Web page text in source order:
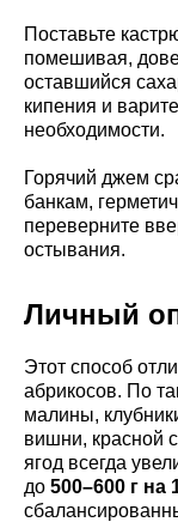
Поставьте
помешивая,
оставшийся
кипения и
необходимости.
Горячий джем
банкам,
переверните
остывания.
Личный
Этот способ
абрикосов. По
малины,
вишни, красной
ягод всегда
до 500–600 г на